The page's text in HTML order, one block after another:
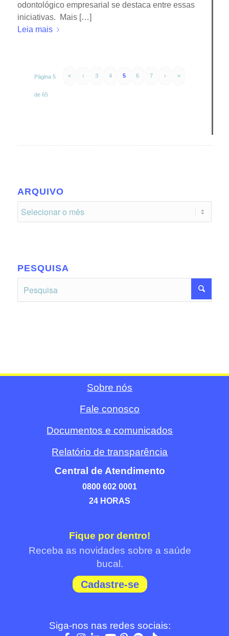
odontológico empresarial se destaca entre essas
iniciativas. Mais […]
Leia mais
Página 5
de 65
« ‹ 3 4 5 6 7 › »
ARQUIVO
PESQUISA
Sobre nós
Fale conosco
Documentos e comunicados
Relatório de transparência
Central de Atendimento
0800 602 0001
24 HORAS
Fique por dentro!
Receba as novidades sobre a saúde
bucal.
Cadastre-se
Siga-nos nas redes sociais: